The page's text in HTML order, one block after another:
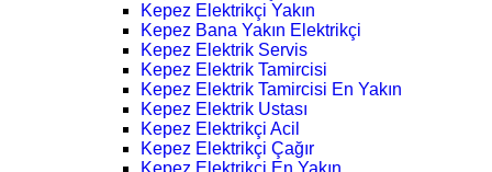
Kepez Elektrikçi Yakın
Kepez Bana Yakın Elektrikçi
Kepez Elektrik Servis
Kepez Elektrik Tamircisi
Kepez Elektrik Tamircisi En Yakın
Kepez Elektrik Ustası
Kepez Elektrikçi Acil
Kepez Elektrikçi Çağır
Kepez Elektrikçi En Yakın